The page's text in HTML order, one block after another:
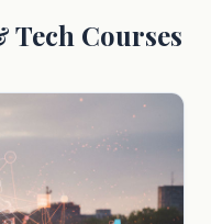
Tech Courses